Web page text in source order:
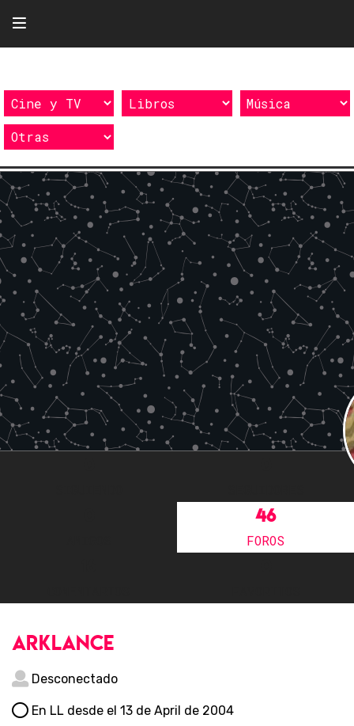
46
FOROS
arklance
Desconectado
En LL desde el 13 de April de 2004